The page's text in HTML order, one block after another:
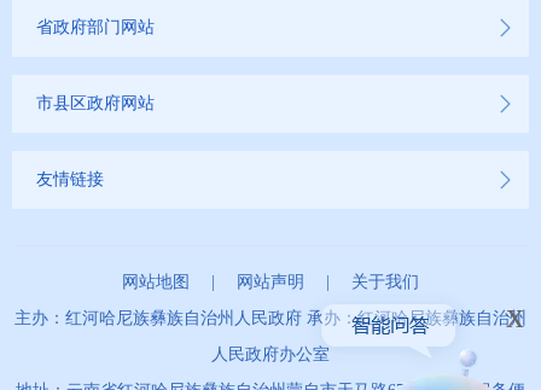
省政府部门网站
市县区政府网站
友情链接
网站地图 | 网站声明 | 关于我们
主办：红河哈尼族彝族自治州人民政府 承办：红河哈尼族彝族自治州
人民政府办公室
x